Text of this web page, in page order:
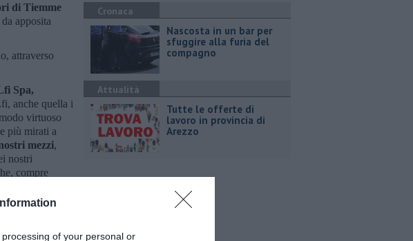
of your personal or
di Tiemme
apposita
attraverso
Spa,
anche quella i
virtuoso
più mirati a
mezzi,
nostri
compre
Cronaca
Nascosta in un bar per
sfuggire alla furia del
compagno
Attualità
​Tutte le offerte di
lavoro in provincia di
Arezzo